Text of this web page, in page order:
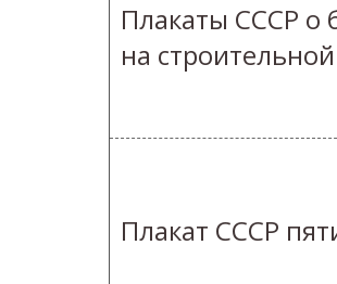
Плакаты СССР о
на
Плакат СССР